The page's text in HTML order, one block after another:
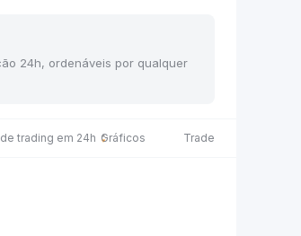
24h, ordenáveis por qualquer
trading em 24h Gráficos Trade